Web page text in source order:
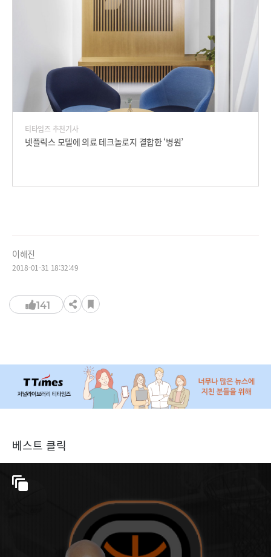
티타임즈 추천기사
넷플릭스 모델에 의료 테크놀로지 결합한 ‘병원’
이해진
2018-01-31 18:32:49
141
베스트 클릭